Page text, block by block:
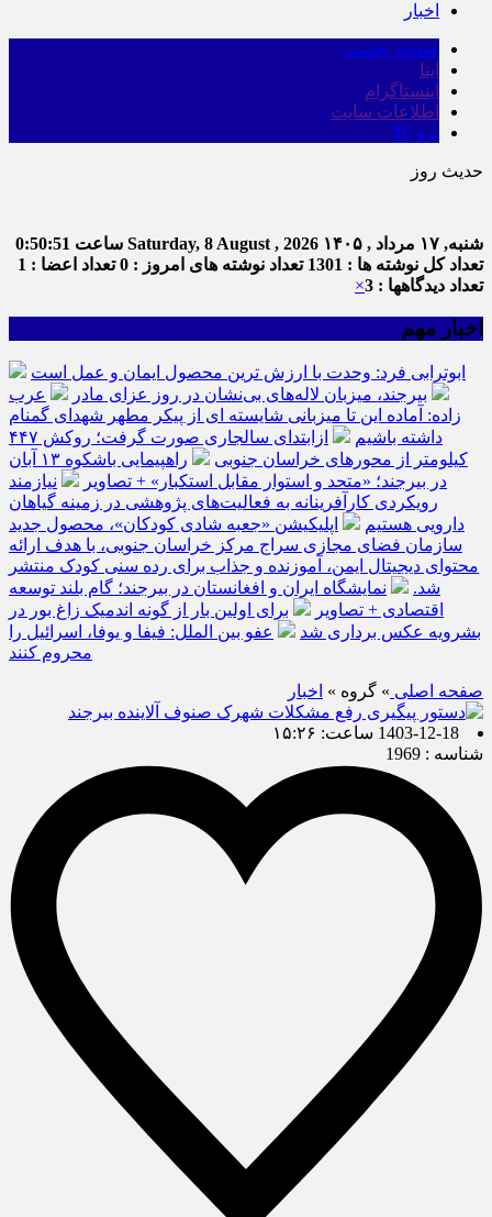
اخبار
صفحه نخست
ایتا
اینستاگرام
اطلاعات سایت
برو بالا
حدیث روز
شنبه, ۱۷ مرداد , ۱۴۰۵ Saturday, 8 August , 2026 ساعت 0:50:52
تعداد کل نوشته ها : 1301
تعداد نوشته های امروز : 0
تعداد اعضا : 1
تعداد دیدگاهها : 3
×
اخبار مهم
ابوترابی فرد: وحدت با ارزش ترین محصول ایمان و عمل است
بیرجند، میزبان لاله‌های بی‌نشان در روز عزای مادر
عرب
زاده: آماده این تا میزبانی شایسته ای از پیکر مطهر شهدای گمنام
داشته باشیم
ازابتدای سالجاری صورت گرفت؛ روکش ۴۴۷
کیلومتر از محورهای خراسان جنوبی
راهپیمایی باشکوه ۱۳ آبان
در بیرجند؛ «متحد و استوار مقابل استکبار» + تصاویر
نیازمند
رویکردی کارآفرینانه به فعالیت‌های پژوهشی در زمینه گیاهان
دارویی هستیم
اپلیکیشن «جعبه شادی کودکان»، محصول جدید
سازمان فضای مجازی سراج مرکز خراسان جنوبی، با هدف ارائه
محتوای دیجیتال ایمن، آموزنده و جذاب برای رده سنی کودک منتشر
شد.
نمایشگاه ایران و افغانستان در بیرجند؛ گام بلند توسعه
اقتصادی + تصاویر
برای اولین بار از گونه اندمیک زاغ بور در
بشرویه عکس برداری شد
عفو بین الملل: فیفا و یوفا، اسرائیل را
محروم کنند
صفحه اصلی » گروه » اخبار
1403-12-18 ساعت: ۱۵:۲۶
شناسه : 1969